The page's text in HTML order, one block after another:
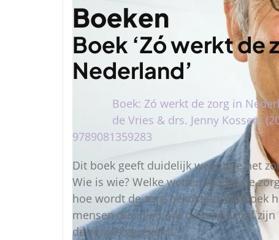
Boeken
Boek ‘Zó werkt de
Nederland’
Boek: Zó werkt de zorg in
de Vries & drs. Jenny Kossen;
9789081359283
Dit boek geeft duidelijk weer hoe het
Wie is wie? Welke wetten zijn op de
hoe wordt de zorg bekostigd. Dit boek
mensen die in en om de zorg actief
de zorg is geregeld.